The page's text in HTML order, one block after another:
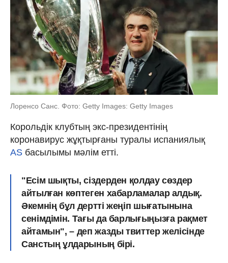
Лоренсо Санс. Фото: Getty Images: Getty Images
Корольдік клубтың экс-президентінің
коронавирус жұқтырғаны туралы испаниялық
AS басылымы мәлім етті.
"Есім шықты, сіздерден қолдау сөздер
айтылған көптеген хабарламалар алдық.
Әкемнің бұл дертті жеңіп шығатынына
сенімдімін. Тағы да барлығыңызға рақмет
айтамын", – деп жазды твиттер желісінде
Санстың ұлдарының бірі.